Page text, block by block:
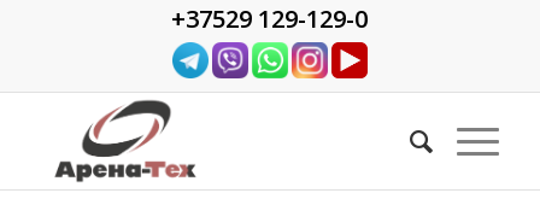
+37529 129-129-0